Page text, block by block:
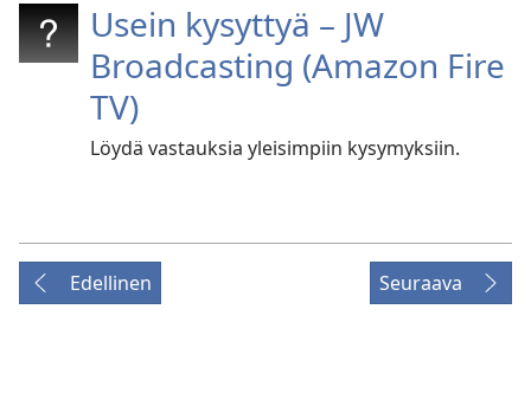
Usein kysyttyä – JW
Broadcasting (Amazon Fire
TV)
Löydä vastauksia yleisimpiin kysymyksiin.
Edellinen Seuraava